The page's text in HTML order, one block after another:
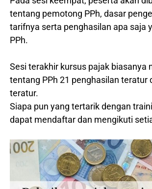
tentang pemotong PPh, dasar
tarifnya serta penghasilan apa saja
PPh.
Sesi terakhir kursus pajak biasanya
tentang PPh 21 penghasilan teratur
teratur.
Siapa pun yang tertarik dengan
dapat mendaftar dan mengikuti